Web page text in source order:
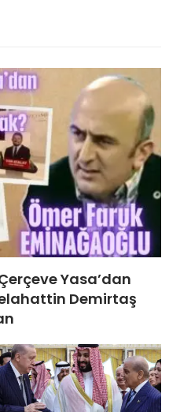
Yasa’dan
Demirtaş